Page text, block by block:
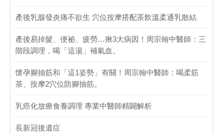
產後乳腺發炎痛不欲生 穴位按摩搭配茶飲溫柔通乳散結
產後易掉髮、便祕、疲勞…揪3大病因！周宗翰中醫師：三
階段調理，喝「這湯」補氣血。
懷孕腳抽筋和「這1姿勢」有關！周宗翰中醫師：喝柔筋
茶、按摩2穴位防腳抽筋。
乳癌化放療食養調理 專業中醫師精闢解析
長新冠後遺症